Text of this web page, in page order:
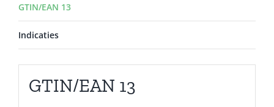
GTIN/EAN 13
Indicaties
GTIN/EAN 13